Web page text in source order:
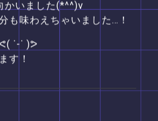
かいました(*^^)v
も味わえちゃいました…！
˙-˙ )ᕗ
す！